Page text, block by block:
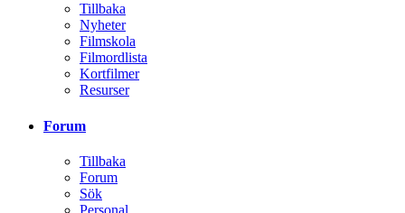
Tillbaka
Nyheter
Filmskola
Filmordlista
Kortfilmer
Resurser
Forum
Tillbaka
Forum
Sök
Personal